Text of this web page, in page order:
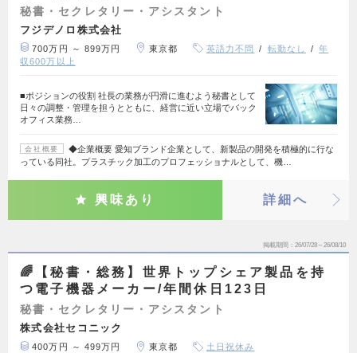
秘書・セクレタリー・アシスタント
フジデノロ株式会社
700万円 ～ 899万円 東京都 英語力不問 転勤なし
年
収600万以上
■ポジションの役割 社長の業務が円滑に進むよう秘書として
日々の調整・管理を担うとともに、経営に近い立場でバック
オフィス業務…
会社概要
◆企業概要 愛知ブランド企業として、新製品の開発を積極的に行な
っている同社。プラスチック加工のプロフェッショナルとして、機…
興味あり 詳細へ
掲載期間 26/07/28～26/08/10
🌈【秘書・総務】世界トップシェア製品を持
つ電子機器メーカー/年間休日123日
秘書・セクレタリー・アシスタント
株式会社セコニック
400万円 ～ 499万円 東京都 土日祝休み